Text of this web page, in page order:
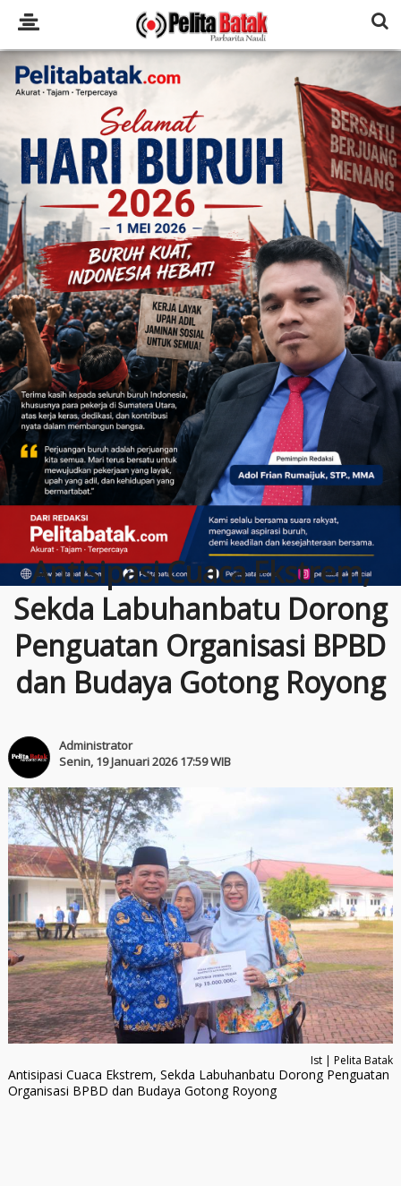
Antisipasi Cuaca Ekstrem,
Sekda Labuhanbatu Dorong
Penguatan Organisasi BPBD
dan Budaya Gotong Royong
Administrator
Senin, 19 Januari 2026 17:59 WIB
Ist | Pelita Batak
Antisipasi Cuaca Ekstrem, Sekda Labuhanbatu Dorong Penguatan
Organisasi BPBD dan Budaya Gotong Royong